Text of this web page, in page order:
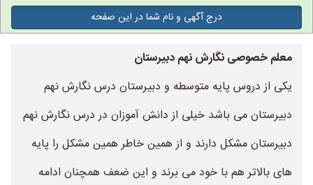
درج آگهی و نام شما در این صفحه
معلم خصوصی نگارش نهم دبیرستان
یکی از دروس پایه متوسطه و دبیرستان درس نگارش نهم
دبیرستان می باشد خیلی از دانش آموزان در درس نگارش نهم
دبیرستان مشکل دارند و از همین خاطر همین مشکل را پایه
های بالاتر هم با خود می برند و این ضعف همچنان ادامه